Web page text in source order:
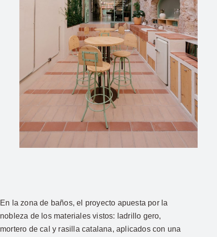
En la zona de baños, el proyecto apuesta por la
nobleza de los materiales vistos: ladrillo gero,
mortero de cal y rasilla catalana, aplicados con una